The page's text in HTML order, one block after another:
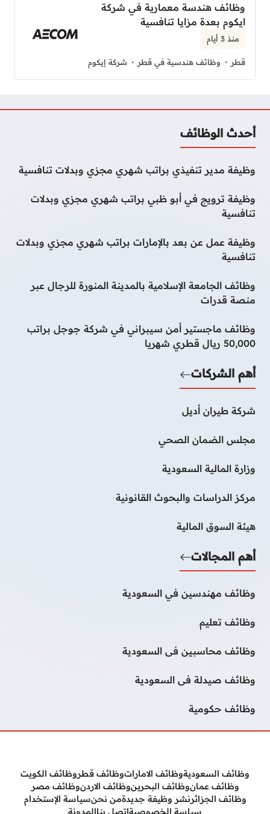
وظائف هندسة معمارية في شركة
ايكوم بعدة مزايا تنافسية
منذ 3 أيام
قطر وظائف هندسية في قطر شركة إيكوم
أحدث الوظائف
وظيفة مدير تنفيذي براتب شهري مجزي وبدلات تنافسية
وظيفة ترويج في أبو ظبي براتب شهري مجزي وبدلات
تنافسية
وظيفة عمل عن بعد بالإمارات براتب شهري مجزي وبدلات
تنافسية
وظائف الجامعة الإسلامية بالمدينة المنورة للرجال عبر
منصة قدرات
وظائف ماجستير أمن سيبراني في شركة جوجل براتب
50,000 ريال قطري شهريا
أهم الشركات
شركة طيران أديل
مجلس الضمان الصحي
وزارة المالية السعودية
مركز الدراسات والبحوث القانونية
هيئة السوق المالية
أهم المجالات
وظائف مهندسين في السعودية
وظائف تعليم
وظائف محاسبين فى السعودية
وظائف صيدلة فى السعودية
وظائف حكومية
وظائف السعوديةوظائف الاماراتوظائف قطروظائف الكويت
وظائف عمانوظائف البحرينوظائف الاردنوظائف مصر
وظائف الجزائرنشر وظيفة جديدةمن نحنسياسة الإستخدام
سياسة الخصوصيةإتصل بناالمدونة